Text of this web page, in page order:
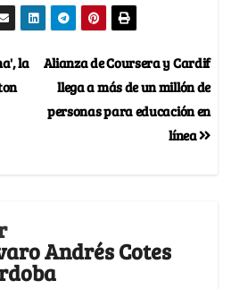
Alianza de Coursera y Cardif
llega a más de un millón de
personas para educación en
línea
la
Andrés Cotes